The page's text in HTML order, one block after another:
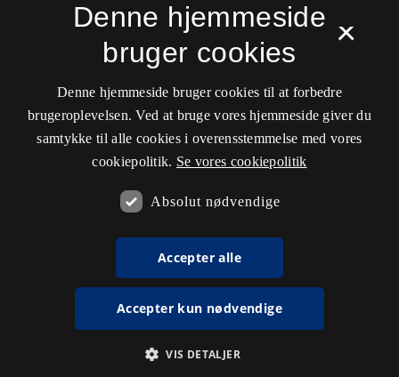
×
Denne hjemmeside
bruger cookies
Denne hjemmeside bruger cookies til at forbedre
brugeroplevelsen. Ved at bruge vores hjemmeside giver du
samtykke til alle cookies i overensstemmelse med vores
cookiepolitik. Se vores cookiepolitik
Absolut nødvendige
Accepter alle
Accepter kun nødvendige
VIS DETALJER